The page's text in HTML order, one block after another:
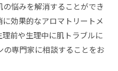
悩みを解消することができ
効果的なアロマトリートメ
前や生理中に肌トラブルに
専門家に相談することをお